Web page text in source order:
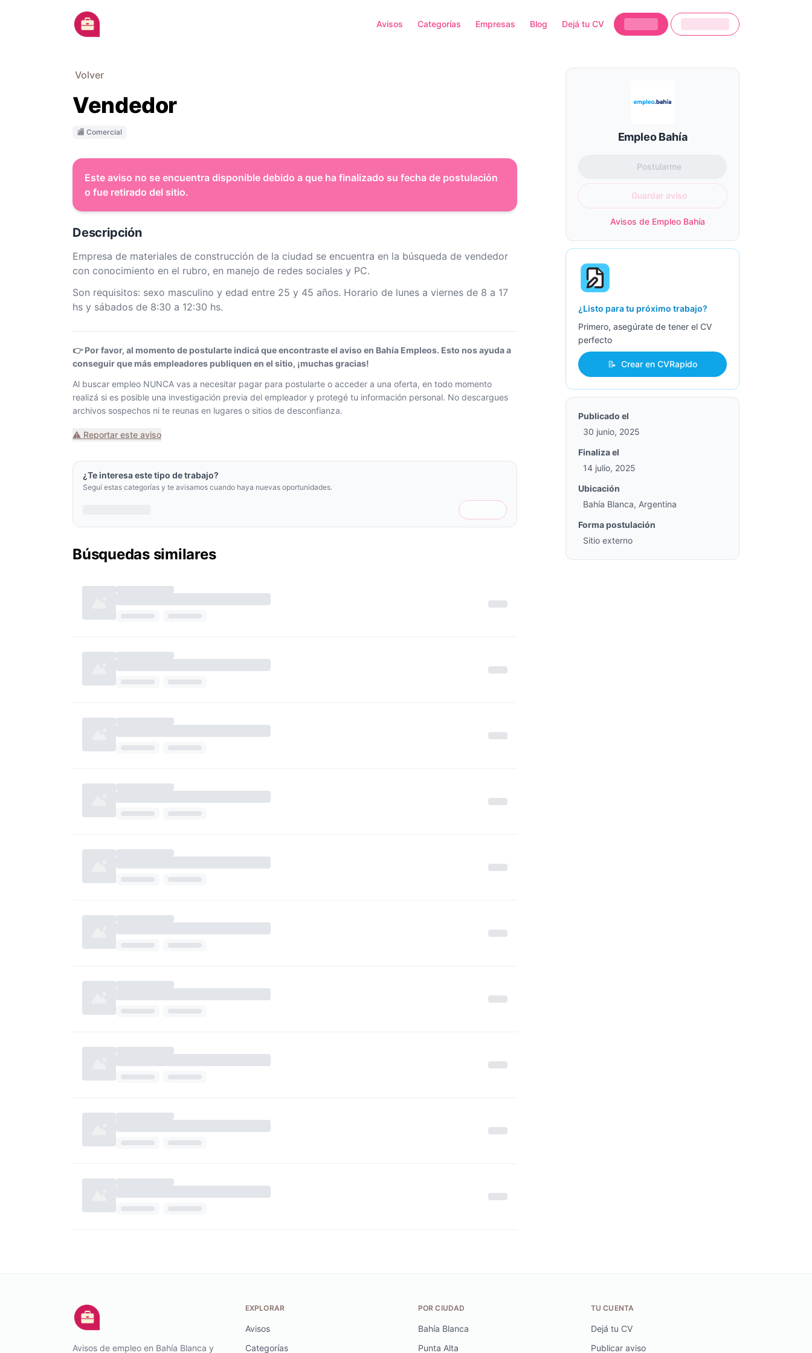
Avisos Categorías Empresas Blog Dejá tu CV
Volver
Vendedor
🏬 Comercial
Este aviso no se encuentra disponible debido a que ha finalizado su fecha de postulación
o fue retirado del sitio.
Descripción
Empresa de materiales de construcción de la ciudad se encuentra en la búsqueda de vendedor
con conocimiento en el rubro, en manejo de redes sociales y PC.
Son requisitos: sexo masculino y edad entre 25 y 45 años. Horario de lunes a viernes de 8 a 17
hs y sábados de 8:30 a 12:30 hs.
👉 Por favor, al momento de postularte indicá que encontraste el aviso en Bahía Empleos. Esto nos ayuda a
conseguir que más empleadores publiquen en el sitio, ¡muchas gracias!
Al buscar empleo NUNCA vas a necesitar pagar para postularte o acceder a una oferta, en todo momento
realizá si es posible una investigación previa del empleador y protegé tu información personal. No descargues
archivos sospechos ni te reunas en lugares o sitios de desconfianza.
⚠️ Reportar este aviso
¿Te interesa este tipo de trabajo?
Seguí estas categorías y te avisamos cuando haya nuevas oportunidades.
Búsquedas similares
Empleo Bahía
Postularme
Guardar aviso
Avisos de Empleo Bahía
¿Listo para tu próximo trabajo?
Primero, asegúrate de tener el CV
perfecto
📝 Crear en CVRapido
Publicado el
30 junio, 2025
Finaliza el
14 julio, 2025
Ubicación
Bahía Blanca, Argentina
Forma postulación
Sitio externo
Avisos de empleo en Bahía Blanca y
TU CUENTA
Dejá tu CV
Publicar aviso
EXPLORAR
Avisos
Categorías
POR CIUDAD
Bahía Blanca
Punta Alta